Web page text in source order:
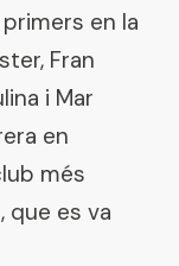
en la
Fran
i Mar
en
més
que es va